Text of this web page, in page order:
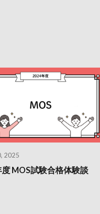
2025
MOS試験合格体験談